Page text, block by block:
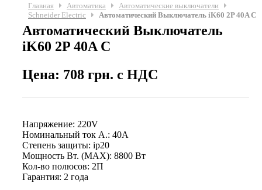
Главная Автоматика
Автоматические выключатели
Schneider Electric
Автоматический Выключатель iK60 2P 40A C
Автоматический Выключатель
iK60 2P 40A C
Цена: 708 грн. с НДС
Напряжение: 220V
Номинальный ток А.: 40A
Степень защиты: ip20
Мощность Вт. (МАХ): 8800 Вт
Кол-во полюсов: 2П
Гарантия: 2 года